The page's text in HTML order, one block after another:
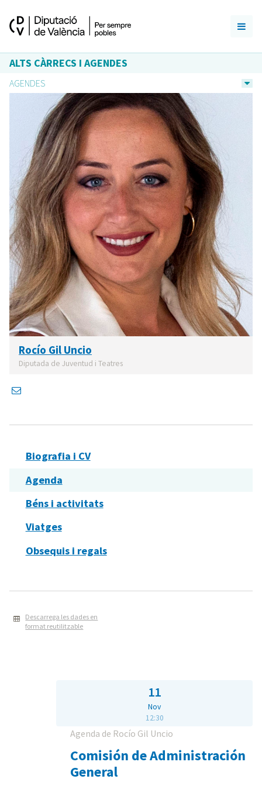
ALTS CÀRRECS I AGENDES
AGENDES
Rocío Gil Uncio
Diputada de Juventud i Teatres
Biografia i CV
Agenda
Béns i activitats
Viatges
Obsequis i regals
Descarrega les dades en
format reutilitzable
11
Nov
12:30
Agenda de Rocío Gil Uncio
Comisión de Administración
General